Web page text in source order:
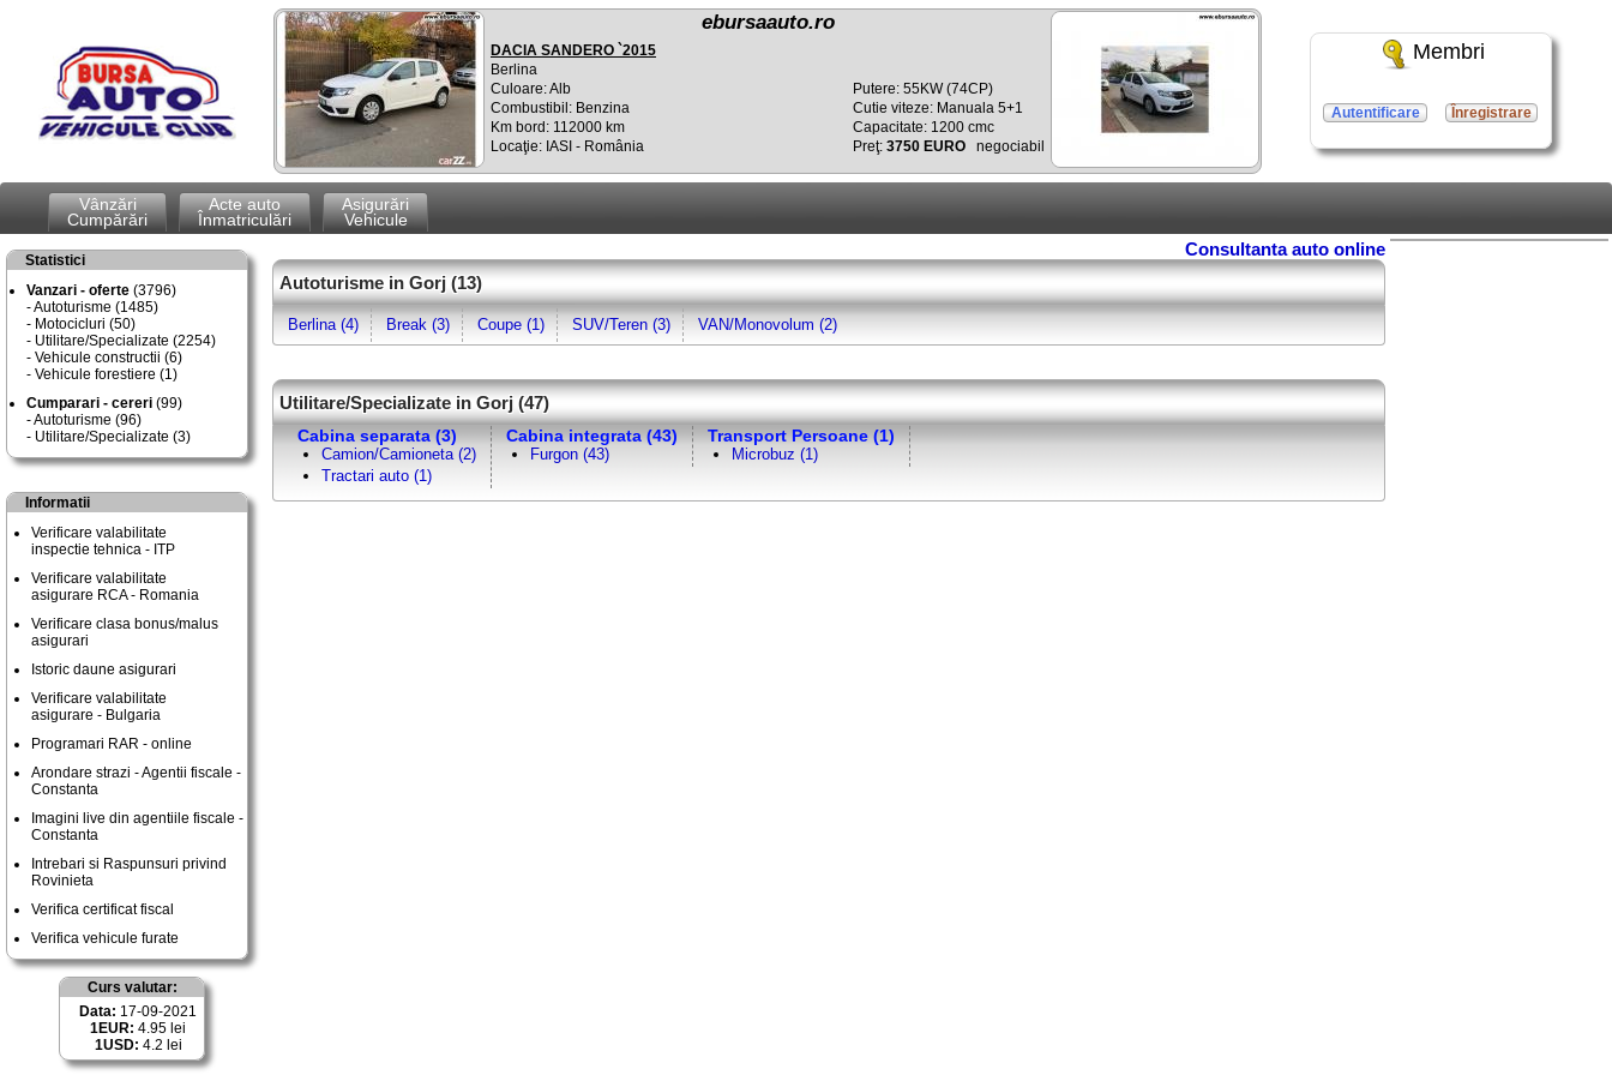
ebursaauto.ro
DACIA SANDERO `2015
Berlina
Culoare: Alb
Combustibil: Benzina
Km bord: 112000 km
Locaţie: IASI - România
Putere: 55KW (74CP)
Cutie viteze: Manuala 5+1
Capacitate: 1200 cmc
Preţ: 3750 EURO negociabil
Membri
Autentificare Înregistrare
Vânzări
Cumpărări
Acte auto
Înmatriculări
Asigurări
Vehicule
Statistici
Vanzari - oferte (3796)
Autoturisme (1485)
Motocicluri (50)
Utilitare/Specializate (2254)
Vehicule constructii (6)
Vehicule forestiere (1)
Cumparari - cereri (99)
Autoturisme (96)
Utilitare/Specializate (3)
Informatii
Verificare valabilitate
inspectie tehnica - ITP
Verificare valabilitate
asigurare RCA - Romania
Verificare clasa bonus/malus
asigurari
Istoric daune asigurari
Verificare valabilitate
asigurare - Bulgaria
Programari RAR - online
Arondare strazi - Agentii fiscale -
Constanta
Imagini live din agentiile fiscale -
Constanta
Intrebari si Raspunsuri privind
Rovinieta
Verifica certificat fiscal
Verifica vehicule furate
Curs valutar:
Data: 17-09-2021
1EUR: 4.95 lei
1USD: 4.2 lei
Consultanta auto online
Autoturisme in Gorj (13)
Berlina (4) Break (3) Coupe (1) SUV/Teren (3) VAN/Monovolum (2)
Utilitare/Specializate in Gorj (47)
Cabina separata (3)
Camion/Camioneta (2)
Tractari auto (1)
Cabina integrata (43)
Furgon (43)
Transport Persoane (1)
Microbuz (1)